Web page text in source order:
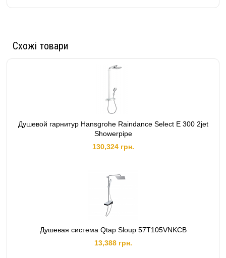
Схожі товари
Душевой гарнитур Hansgrohe Raindance Select E 300 2jet
Showerpipe
130,324 грн.
Душевая система Qtap Sloup 57T105VNKCB
13,388 грн.